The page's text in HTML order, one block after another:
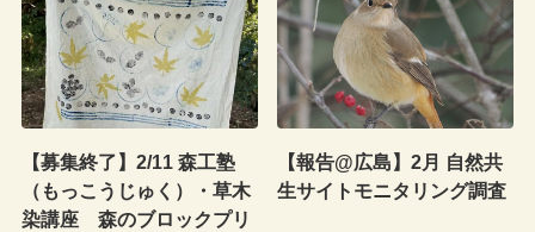
【募集終了】2/11 森工塾
（もっこうじゅく）・草木
染講座 森のブロックプリ
【報告@広島】2月 自然共
生サイトモニタリング調査